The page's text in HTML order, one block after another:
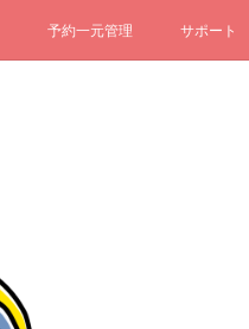
予約一元管理 サポート